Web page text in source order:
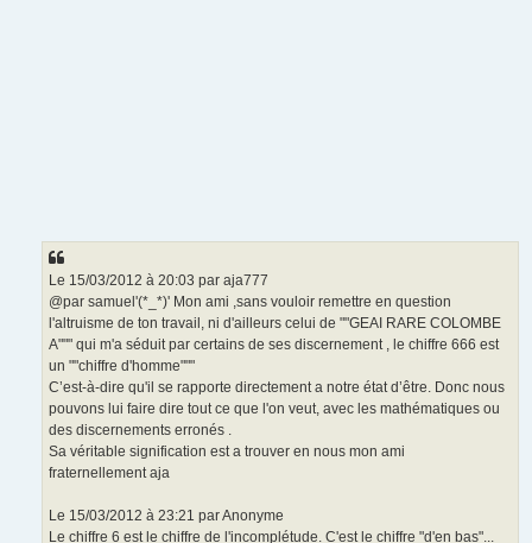
Le 15/03/2012 à 20:03 par aja777
@par samuel'(*_*)' Mon ami ,sans vouloir remettre en question
l'altruisme de ton travail, ni d'ailleurs celui de ""GEAI RARE COLOMBE
A""" qui m'a séduit par certains de ses discernement , le chiffre 666 est
un ""chiffre d'homme"""
C’est-à-dire qu'il se rapporte directement a notre état d’être. Donc nous
pouvons lui faire dire tout ce que l'on veut, avec les mathématiques ou
des discernements erronés .
Sa véritable signification est a trouver en nous mon ami
fraternellement aja
Le 15/03/2012 à 23:21 par Anonyme
Le chiffre 6 est le chiffre de l'incomplétude. C'est le chiffre "d'en bas"...